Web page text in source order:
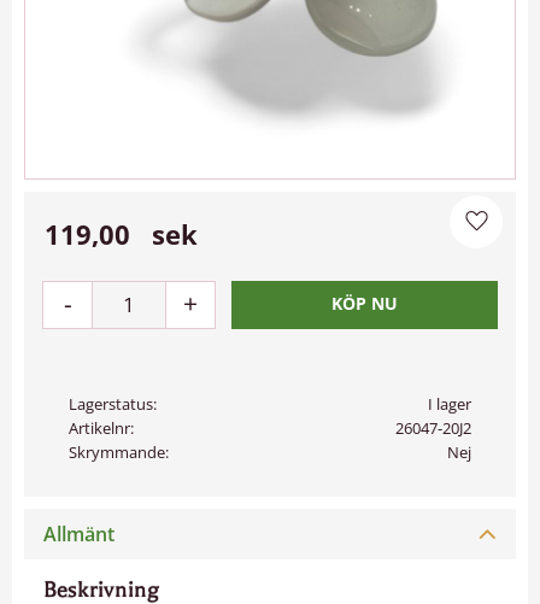
119,00 sek
+
-
Lägg
Lagerstatus
I lager
Artikelnr
26047-20J2
Skrymmande
Nej
Allmänt
Beskrivning